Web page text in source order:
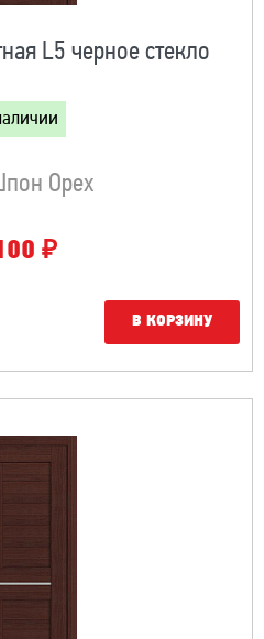
L5 черное стекло
Орех
₽
В КОРЗИНУ